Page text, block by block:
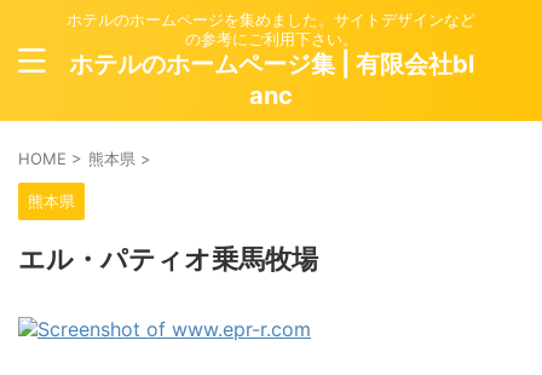
ホテルのホームページを集めました。サイトデザインなど
の参考にご利用下さい。
ホテルのホームページ集 | 有限会社bl
anc
HOME > 熊本県 >
熊本県
エル・パティオ乗馬牧場